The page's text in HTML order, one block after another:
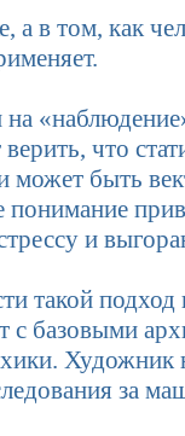
а в том, как
что
может быть
понимание
и
такой подход
с базовыми
Художник
за